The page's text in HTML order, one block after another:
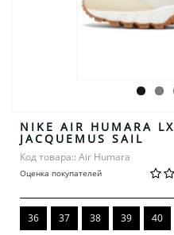
NIKE AIR HUMARA LX
JACQUEMUS SAIL
Код товара:: Air Humara
Оценка покупателей
36 37 38 39 40